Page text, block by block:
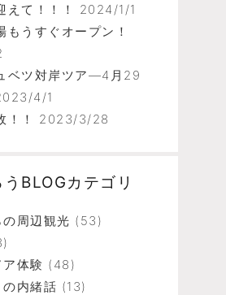
えて！！！
2024/1/1
もうすぐオープン！
ベツ対岸ツア―4月29
4/1
！！
2023/3/28
BLOGカテゴリ
周辺観光 (53)
体験 (48)
内緒話 (13)